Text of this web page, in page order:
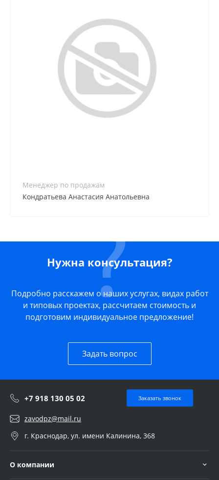
Менеджер по продажам
Кондратьева Анастасия Анатольевна
Нужна консультация?
Подробно расскажем о наших услугах, видах работ
и типовых проектах, рассчитаем стоимость и
подготовим индивидуальное предложение!
Задать вопрос
+7 918 130 05 02 Заказать звонок
zavodpz@mail.ru
г. Краснодар, ул. имени Калинина, 368
О компании